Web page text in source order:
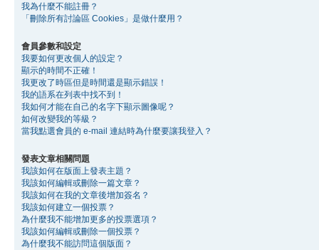
我為什麼不能註冊？
「刪除所有討論區 Cookies」是做什麼用？
會員參數和設定
我要如何更改個人的設定？
顯示的時間不正確！
我更改了時區但是時間還是顯示錯誤！
我的語系在列表中找不到！
我如何才能在自己的名字下顯示圖像呢？
如何改變我的等級？
當我點選會員的 e-mail 連結時為什麼要讓我登入？
發表文章相關問題
我該如何在版面上發表主題？
我該如何編輯或刪除一篇文章？
我該如何在我的文章後增加簽名？
我該如何建立一個投票？
為什麼我不能增加更多的投票選項？
我該如何編輯或刪除一個投票？
為什麼我不能訪問這個版面？